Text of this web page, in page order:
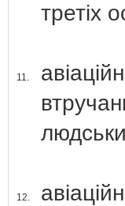
третіх
11.
12.